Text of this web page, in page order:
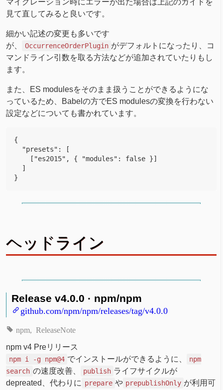
マイグレーション時にエラーが出た場合は上記のガイドを
見て直してみると良いです。
細かい記述の変更も多いです
が、
OccurrenceOrderPlugin がデフォルトになったり、コ
マンドライン引数を取る方法などが追加されていたりもし
ます。
また、ES modulesをそのまま扱うことができるようにな
っているため、Babelの方でES modulesの変換を行わない
設定などについても書かれています。
{
  "presets": [
    ["es2015", { "modules": false }]
  ]
ヘッドライン
Release v4.0.0 · npm/npm
github.com/npm/npm/releases/tag/v4.0.0
npm ReleaseNote
npm v4 Preリリース
npm i -g npm@4 でインストールができるように、
npm
search の速度改善、 publish ライフサイクルが
depreated、代わりに prepare や prepublishOnly が利用可